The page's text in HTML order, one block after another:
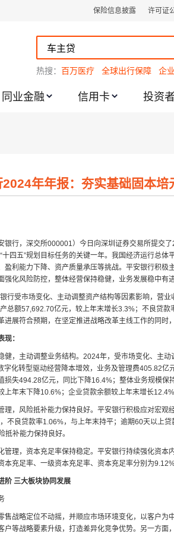
保险信息披露 许可证
热搜： 百万医疗 全球出行保障 企
同业金融 信用卡 投资
2024年年报：夯实基础固本培
银行，深交所000001）今日向深圳证券交易所提交
十四五”规划目标任务的关键一年。我国经济运行总
盈利能力下降、资产质量承压等挑战。平安银行积极
强化风险防控，整体经营保持稳健，业务发展稳中有进
行受市场变化、主动调整资产结构等因素影响，营
总额57,692.70亿元，较上年末增长3.3%；不良贷
进展符合预期，在坚定推进战略改革主线工作的同时
现：
健，主动调整业务结构。2024年，受市场变化、主
字化转型驱动经营降本增效，业务及管理费405.82
损失494.28亿元，同比下降16.4%；整体业务规模保
上年末下降10.6%；企业贷款余额较上年末增长12.4%
理，风险抵补能力保持良好。平安银行积极应对宏
不良贷款率1.06%，与上年末持平；逾期60天以上
抵补能力保持良好。
管理，资本充足率保持稳定。平安银行持续强化资
本充足率、一级资本充足率、资本充足率分别为
阶 三大板块协同发展
售战略定位不动摇，并顺应市场环境变化，以客户
户等战略要素升级，打造差异化竞争优势。另一方